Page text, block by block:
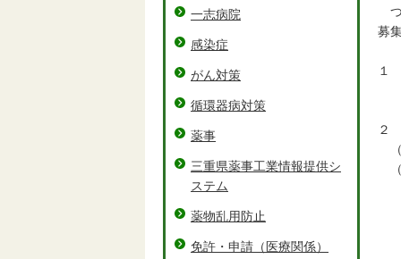
つ
募
１
令
２
（
（
・
・
・
一志病院
感染症
がん対策
循環器病対策
薬事
三重県薬事工業情報提供シ
ステム
薬物乱用防止
免許・申請（医療関係）